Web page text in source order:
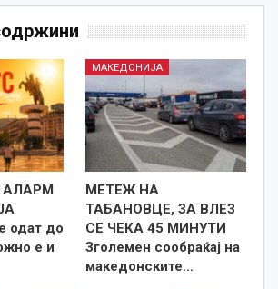
АЛАРМ
одат до
е и
МАКЕДОНИЈА
МЕТЕЖ НА
ТАБАНОВЦЕ, ЗА ВЛЕЗ
СЕ ЧЕКА 45 МИНУТИ
Зголемен сообраќај на
македонските…